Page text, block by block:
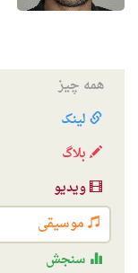
همه چیز
لینک
بلاگ
ویدیو
موسیقی
سنجش